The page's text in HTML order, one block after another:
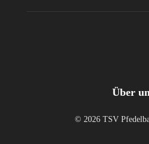
Über
© 2026 TSV